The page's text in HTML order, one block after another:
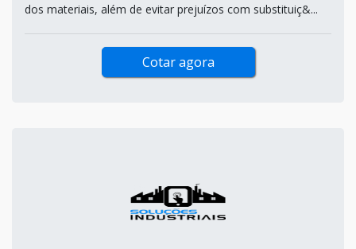
dos materiais, além de evitar prejuízos com substituiç&...
Cotar agora